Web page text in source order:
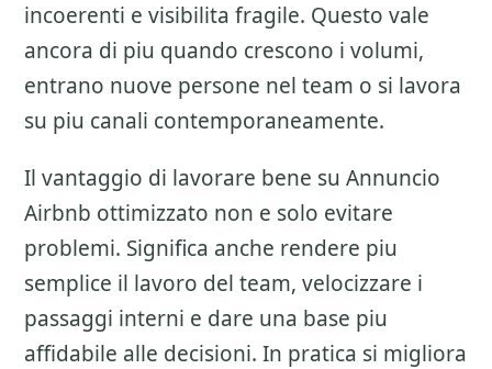
incoerenti e visibilita fragile. Questo vale
ancora di piu quando crescono i volumi,
entrano nuove persone nel team o si lavora
su piu canali contemporaneamente.
Il vantaggio di lavorare bene su Annuncio
Airbnb ottimizzato non e solo evitare
problemi. Significa anche rendere piu
semplice il lavoro del team, velocizzare i
passaggi interni e dare una base piu
affidabile alle decisioni. In pratica si migliora